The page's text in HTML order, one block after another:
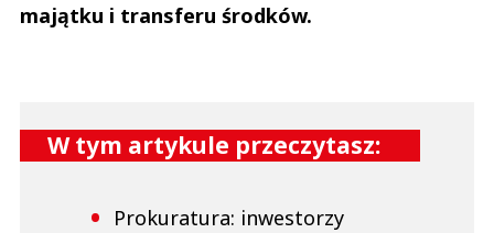
majątku i transferu środków.
W tym artykule przeczytasz:
Prokuratura: inwestorzy